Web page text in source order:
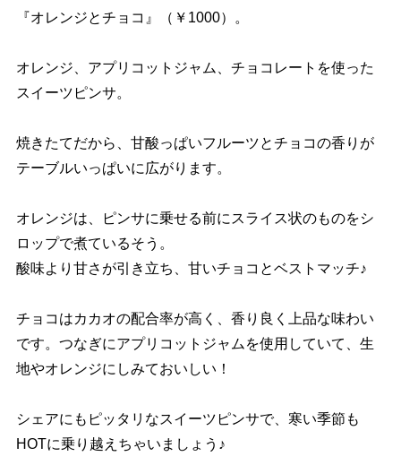
『オレンジとチョコ』（￥1000）。
オレンジ、アプリコットジャム、チョコレートを使った
スイーツピンサ。
焼きたてだから、甘酸っぱいフルーツとチョコの香りが
テーブルいっぱいに広がります。
オレンジは、ピンサに乗せる前にスライス状のものをシ
ロップで煮ているそう。
酸味より甘さが引き立ち、甘いチョコとベストマッチ♪
チョコはカカオの配合率が高く、香り良く上品な味わい
です。つなぎにアプリコットジャムを使用していて、生
地やオレンジにしみておいしい！
シェアにもピッタリなスイーツピンサで、寒い季節も
HOTに乗り越えちゃいましょう♪